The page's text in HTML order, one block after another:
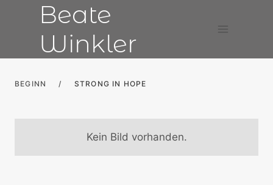
Beate
Winkler
BEGINN / STRONG IN HOPE
Kein Bild vorhanden.